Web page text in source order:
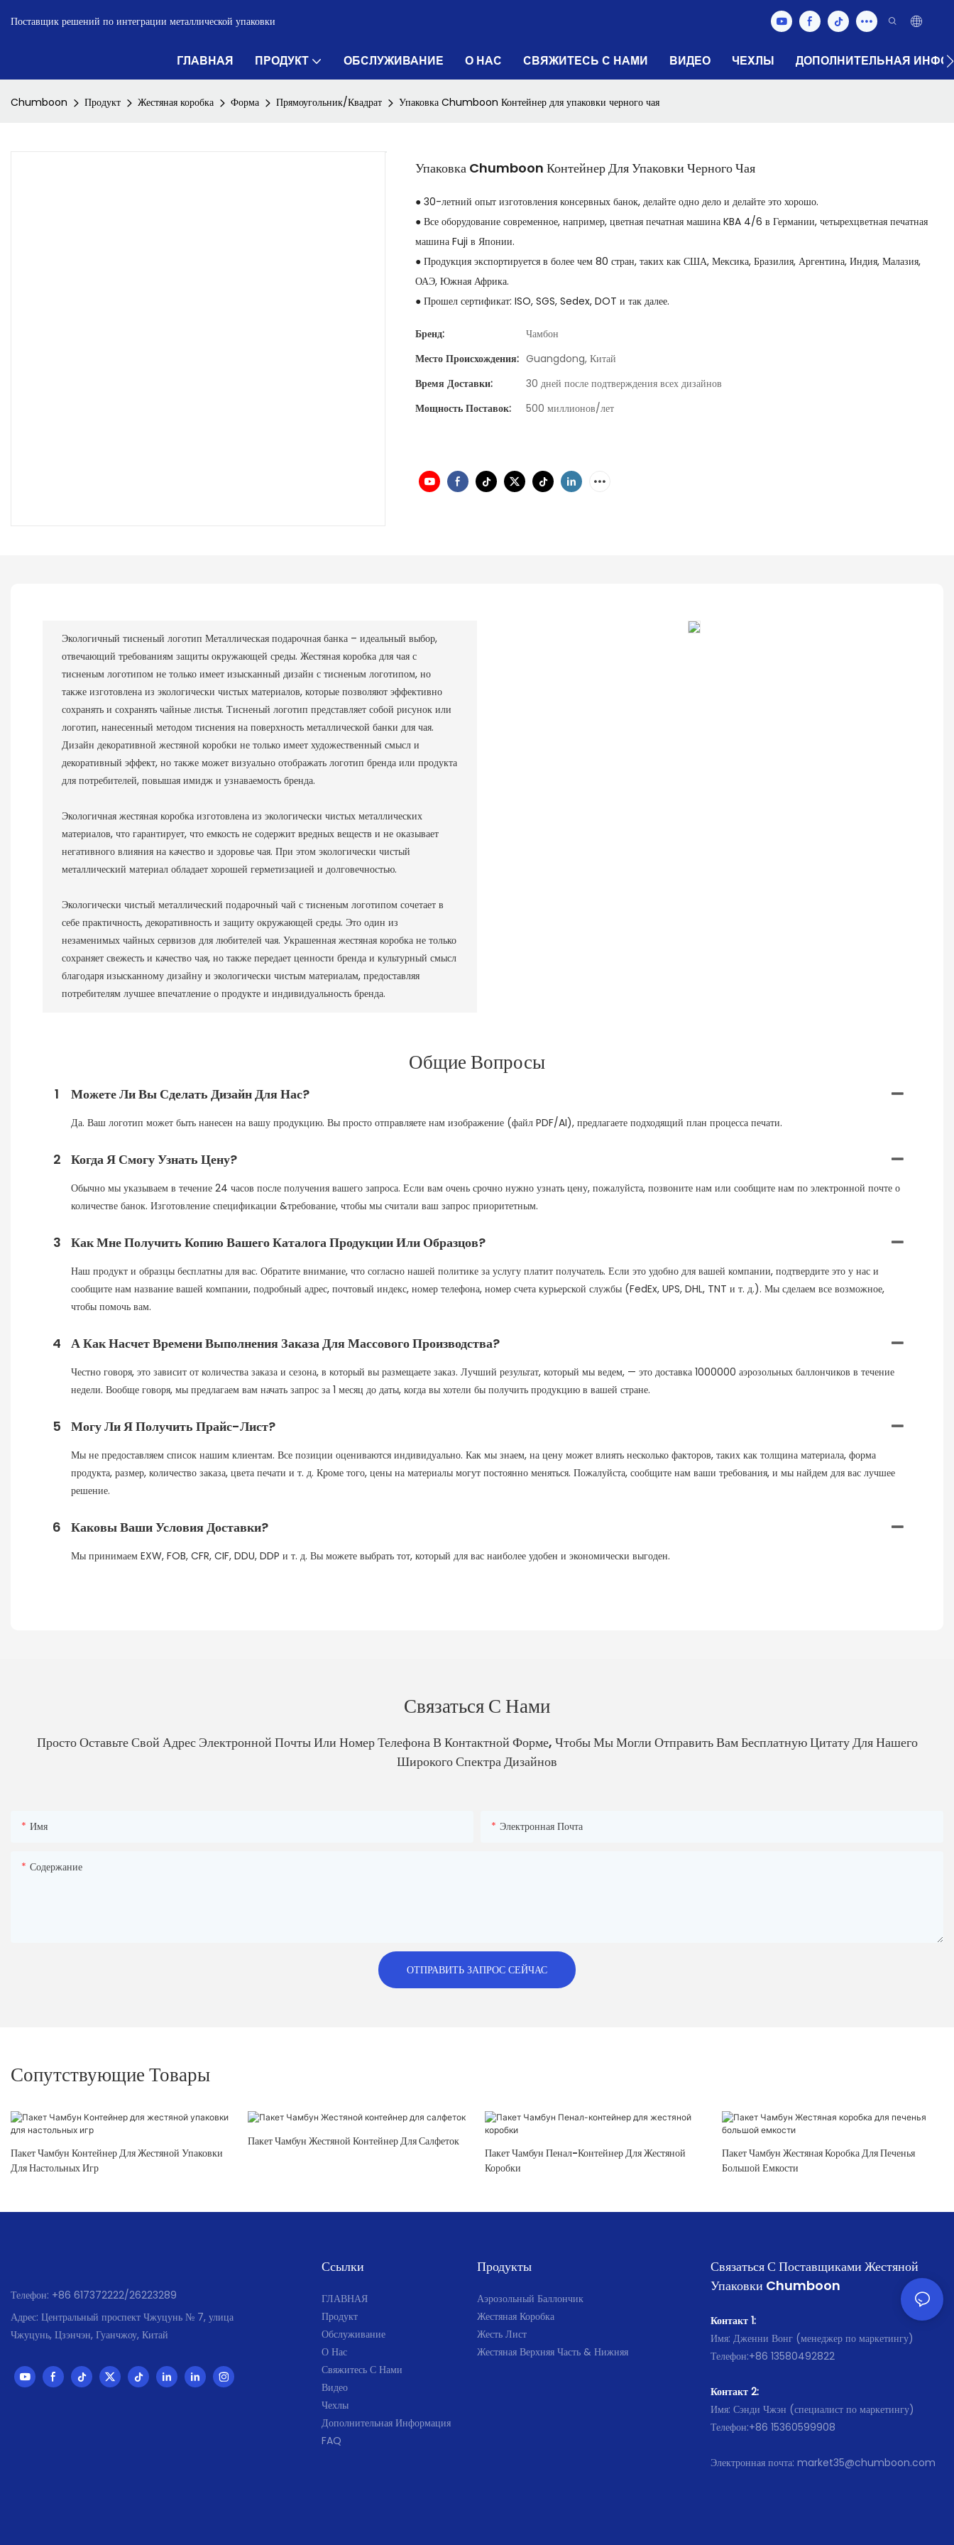
Поставщик решений по интеграции металлической упаковки
ГЛАВНАЯ ПРОДУКТ ОБСЛУЖИВАНИЕ О НАС СВЯЖИТЕСЬ С НАМИ ВИДЕО ЧЕХЛЫ ДОПОЛНИТЕЛЬНАЯ
Chumboon Продукт Жестяная коробка Форма Прямоугольник/Квадрат Упаковка Chumboon Контейнер для упаковки черного чая
Упаковка Chumboon Контейнер Для Упаковки Черного Чая
● 30-летний опыт изготовления консервных банок, делайте одно дело и делайте это хорошо.
● Все оборудование современное, например, цветная печатная машина KBA 4/6 в Германии, четырехцветная печатная
машина Fuji в Японии.
● Продукция экспортируется в более чем 80 стран, таких как США, Мексика, Бразилия, Аргентина, Индия, Малазия,
ОАЭ, Южная Африка.
● Прошел сертификат: ISO, SGS, Sedex, DOT и так далее.
Бренд:
Чамбон
Место Происхождения: Guangdong, Китай
Время Доставки:
30 дней после подтверждения всех дизайнов
Мощность Поставок:
500 миллионов/лет
Экологичный тисненый логотип Металлическая подарочная банка – идеальный выбор,
отвечающий требованиям защиты окружающей среды. Жестяная коробка для чая с
тисненым логотипом не только имеет изысканный дизайн с тисненым логотипом, но
также изготовлена ​​из экологически чистых материалов, которые позволяют эффективно
сохранять и сохранять чайные листья. Тисненый логотип представляет собой рисунок или
логотип, нанесенный методом тиснения на поверхность металлической банки для чая.
Дизайн декоративной жестяной коробки не только имеет художественный смысл и
декоративный эффект, но также может визуально отображать логотип бренда или продукта
для потребителей, повышая имидж и узнаваемость бренда.
Экологичная жестяная коробка изготовлена ​​из экологически чистых металлических
материалов, что гарантирует, что емкость не содержит вредных веществ и не оказывает
негативного влияния на качество и здоровье чая. При этом экологически чистый
металлический материал обладает хорошей герметизацией и долговечностью.
Экологически чистый металлический подарочный чай с тисненым логотипом сочетает в
себе практичность, декоративность и защиту окружающей среды. Это один из
незаменимых чайных сервизов для любителей чая. Украшенная жестяная коробка не только
сохраняет свежесть и качество чая, но также передает ценности бренда и культурный смысл
благодаря изысканному дизайну и экологически чистым материалам, предоставляя
потребителям лучшее впечатление о продукте и индивидуальность бренда.
Общие Вопросы
1 Можете Ли Вы Сделать Дизайн Для Нас?
Да. Ваш логотип может быть нанесен на вашу продукцию. Вы просто отправляете нам изображение (файл PDF/AI), предлагаете подходящий план процесса печати.
2 Когда Я Смогу Узнать Цену?
Обычно мы указываем в течение 24 часов после получения вашего запроса. Если вам очень срочно нужно узнать цену, пожалуйста, позвоните нам или сообщите нам по электронной почте о
количестве банок. Изготовление спецификации &требование, чтобы мы считали ваш запрос приоритетным.
3 Как Мне Получить Копию Вашего Каталога Продукции Или Образцов?
Наш продукт и образцы бесплатны для вас. Обратите внимание, что согласно нашей политике за услугу платит получатель. Если это удобно для вашей компании, подтвердите это у нас и
сообщите нам название вашей компании, подробный адрес, почтовый индекс, номер телефона, номер счета курьерской службы (FedEx, UPS, DHL, TNT и т. д.). Мы сделаем все возможное,
чтобы помочь вам.
4 А Как Насчет Времени Выполнения Заказа Для Массового Производства?
Честно говоря, это зависит от количества заказа и сезона, в который вы размещаете заказ. Лучший результат, который мы ведем, — это доставка 1000000 аэрозольных баллончиков в течение
недели. Вообще говоря, мы предлагаем вам начать запрос за 1 месяц до даты, когда вы хотели бы получить продукцию в вашей стране.
5 Могу Ли Я Получить Прайс-Лист?
Мы не предоставляем список нашим клиентам. Все позиции оцениваются индивидуально. Как мы знаем, на цену может влиять несколько факторов, таких как толщина материала, форма
продукта, размер, количество заказа, цвета печати и т. д. Кроме того, цены на материалы могут постоянно меняться. Пожалуйста, сообщите нам ваши требования, и мы найдем для вас лучшее
решение.
6 Каковы Ваши Условия Доставки?
Мы принимаем EXW, FOB, CFR, CIF, DDU, DDP и т. д. Вы можете выбрать тот, который для вас наиболее удобен и экономически выгоден.
Связаться С Нами
Просто Оставьте Свой Адрес Электронной Почты Или Номер Телефона В Контактной Форме, Чтобы Мы Могли Отправить Вам Бесплатную Цитату Для Нашего
Широкого Спектра Дизайнов
Имя Электронная Почта
Содержание
ОТПРАВИТЬ ЗАПРОС СЕЙЧАС
Сопутствующие Товары
Пакет Чамбун Контейнер Для Жестяной Упаковки
Для Настольных Игр
Пакет Чамбун Жестяной Контейнер Для Салфеток
Пакет Чамбун Пенал-Контейнер Для Жестяной
Коробки
Пакет Чамбун Жестяная Коробка Для Печенья
Большой Емкости
Телефон: +86 617372222/26223289
Адрес: Центральный проспект Чжуцунь № 7, улица
Чжуцунь, Цзэнчэн, Гуанчжоу, Китай
Ссылки
ГЛАВНАЯ
Продукт
Обслуживание
О Нас
Свяжитесь С Нами
Видео
Чехлы
Дополнительная Информация
FAQ
Продукты
Аэрозольный Баллончик
Жестяная Коробка
Жесть Лист
Жестяная Верхняя Часть & Нижняя
Связаться С Поставщиками Жестяной
Упаковки Chumboon
Контакт 1:
Имя: Дженни Вонг (менеджер по маркетингу)
Телефон:+86 13580492822
Контакт 2:
Имя: Сэнди Чжэн (специалист по маркетингу)
Телефон:+86 15360599908
Электронная почта: market35@chumboon.com